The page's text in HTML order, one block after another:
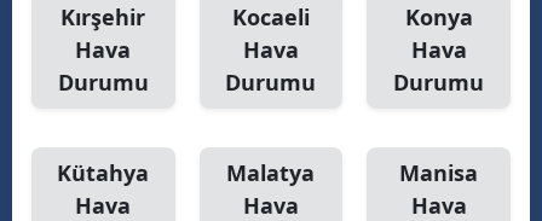
Kırşehir
Hava
Durumu
Kocaeli
Hava
Durumu
Konya
Hava
Durumu
Kütahya
Hava
Malatya
Hava
Manisa
Hava